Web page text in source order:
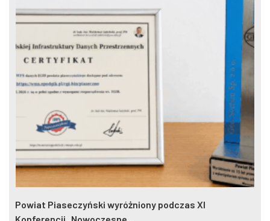
Powiat Piaseczyński wyróżniony podczas XI